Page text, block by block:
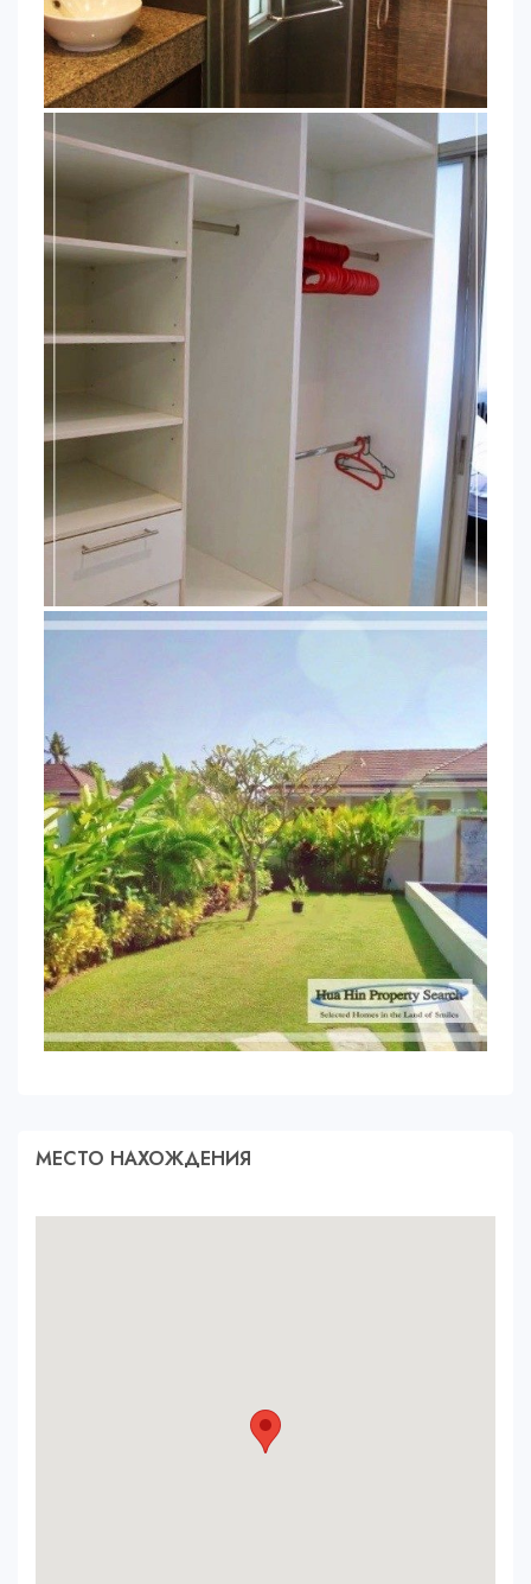
МЕСТО НАХОЖДЕНИЯ